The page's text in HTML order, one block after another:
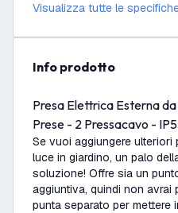
Visualizza tutte le
info prodotto
Presa Elettrica Esterna
Prese - 2 Pressacavo -
Se vuoi aggiungere ulteriori
luce in giardino, un palo
soluzione! Offre sia un
aggiuntiva, quindi non avrai
punta separato per mettere